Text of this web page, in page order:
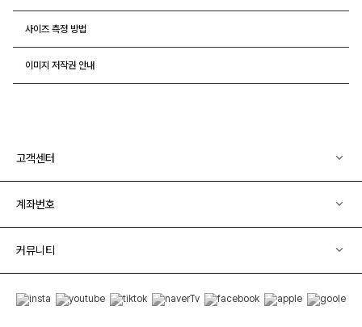
사이즈 측정 방법
이미지 저작권 안내
고객센터
계좌번호
커뮤니티